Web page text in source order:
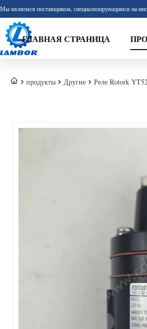
Мы являемся поставщиком, специализирующимся на
ГЛАВНАЯ СТРАНИЦА
продукты Другие Реле Rotork